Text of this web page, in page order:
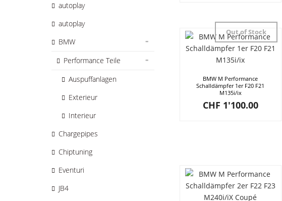
BMW M Performance
Schalldämpfer 1er F20 F21
M135i/ix
Out of Stock
CHF 1'100.00
autoplay
autoplay
BMW
Performance Teile
Auspuffanlagen
Exterieur
Interieur
Chargepipes
Chiptuning
Eventuri
JB4